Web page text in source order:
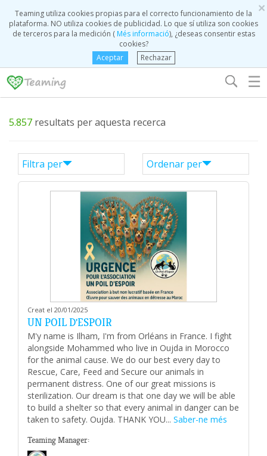
×
Teaming utiliza cookies propias para el correcto funcionamiento de la
plataforma. NO utiliza cookies de publicidad. Lo que sí utiliza son cookies
de terceros para la medición (Més informació), ¿deseas consentir estas
cookies?
Aceptar
Rechazar
☰
5.857 resultats per aquesta recerca
Filtra per Ordenar per
Creat el 20/01/2025
UN POIL D'ESPOIR
M'y name is Ilham, I'm from Orléans in France. I fight
alongside Mohammed who live in Oujda in Morocco
for the animal cause. We do our best every day to
Rescue, Care, Feed and Secure our animals in
permanent distress. One of our great missions is
sterilization. Our dream is that one day we will be able
to build a shelter so that every animal in danger can be
taken to safety. Oujda. THANK YOU... Saber-ne més
Teaming Manager: